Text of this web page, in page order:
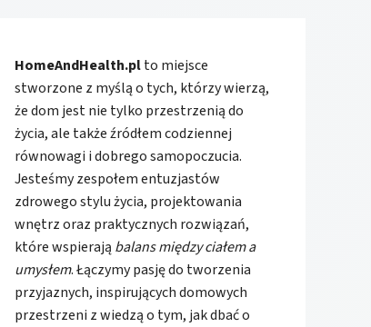
HomeAndHealth.plto miejsce
stworzone z myślą o tych, którzy wierzą,
że dom jest nie tylko przestrzenią do
życia, ale także źródłem codziennej
równowagi i dobrego samopoczucia.
Jesteśmy zespołem entuzjastów
zdrowego stylu życia, projektowania
wnętrz oraz praktycznych rozwiązań,
które wspierają balans między ciałem a
umysłem. Łączymy pasję do tworzenia
przyjaznych, inspirujących domowych
przestrzeni z wiedzą o tym, jak dbać o